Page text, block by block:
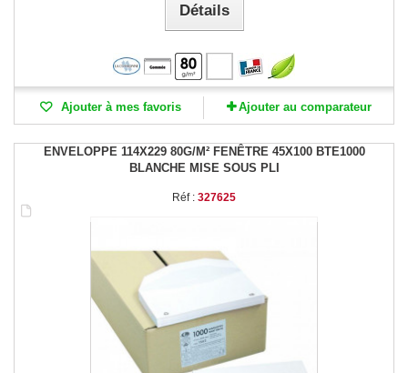
Détails
Ajouter à mes favoris Ajouter au comparateur
ENVELOPPE 114X229 80G/M² FENÊTRE 45X100 BTE1000
BLANCHE MISE SOUS PLI
Réf : 327625